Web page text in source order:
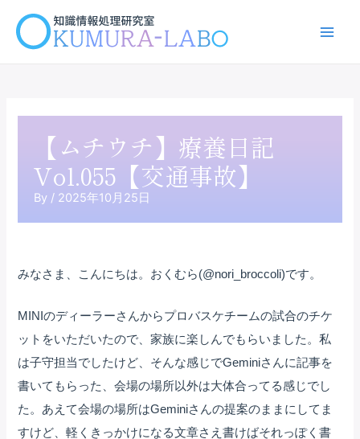
【ムチウチ】療養日記
Vol.055【交通事故】
By / 2025年10月25日
みなさま、こんにちは。おくむら(@nori_broccoli)です。
MINIのディーラーさんからプロバスケチームの試合のチケ
ットをいただいたので、家族に楽しんでもらいました。私
は子守担当でしたけど、そんな感じでGeminiさんに記事を
書いてもらった、会場の場所以外は大体合ってる感じでし
た。あえて会場の場所はGeminiさんの提案のままにしてま
すけど、軽くきっかけになる文章さえ書けばそれっぽく書